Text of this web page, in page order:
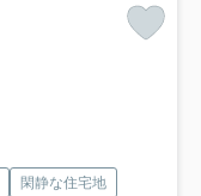
閑静な住宅地